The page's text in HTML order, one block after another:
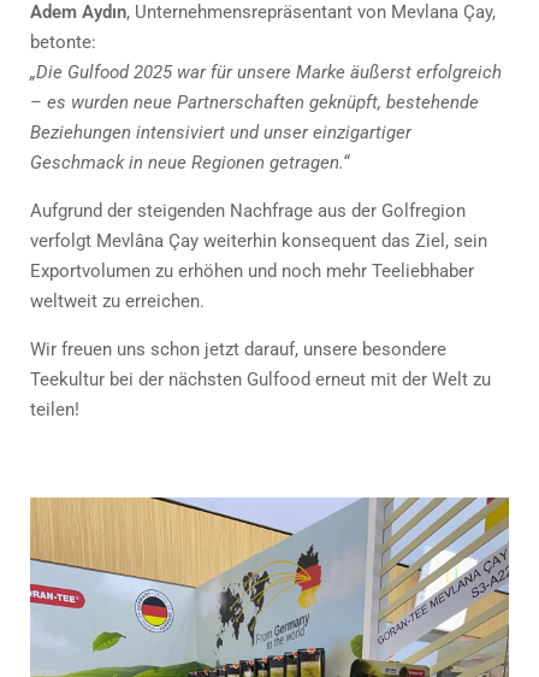
Adem Aydın, Unternehmensrepräsentant von Mevlana Çay,
betonte:
„Die Gulfood 2025 war für unsere Marke äußerst erfolgreich
– es wurden neue Partnerschaften geknüpft, bestehende
Beziehungen intensiviert und unser einzigartiger
Geschmack in neue Regionen getragen.“
Aufgrund der steigenden Nachfrage aus der Golfregion
verfolgt Mevlâna Çay weiterhin konsequent das Ziel, sein
Exportvolumen zu erhöhen und noch mehr Teeliebhaber
weltweit zu erreichen.
Wir freuen uns schon jetzt darauf, unsere besondere
Teekultur bei der nächsten Gulfood erneut mit der Welt zu
teilen!